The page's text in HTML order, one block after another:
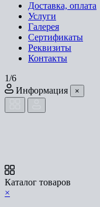
Доставка, оплата
Услуги
Галерея
Сертификаты
Реквизиты
Контакты
1/6
Информация
×
Каталог товаров
×